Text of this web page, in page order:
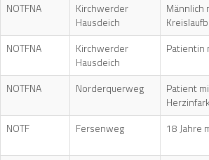
NOTFNA
Kirchwerder
Hausdeich
Männlich
NOTFNA
Kirchwerder
Hausdeich
Patientin
NOTFNA Norderquerweg
Patient
NOTF Fersenweg 18 Jahre